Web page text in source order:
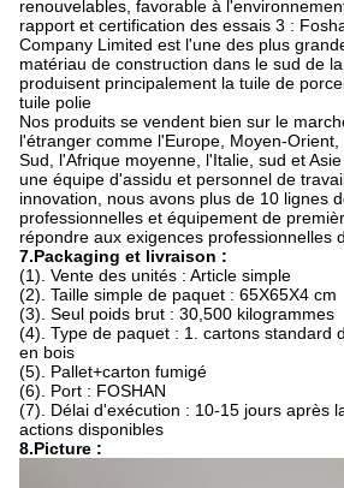
renouvelables, favorable à
rapport et certification des essais 3 :
Company Limited est l'une des plus
matériau de construction dans le sud de
produisent principalement la tuile de
tuile polie
Nos produits se vendent bien sur le
l'étranger comme l'Europe, Moyen-
Sud, l'Afrique moyenne, l'Italie, sud et
une équipe d'assidu et personnel de
innovation, nous avons plus de 10 lignes
professionnelles et équipement de
répondre aux exigences professionnelles
7.Packaging et livraison :
(1). Vente des unités : Article simple
(2). Taille simple de paquet : 65X65X4 cm
(3). Seul poids brut : 30,500 kilogrammes
(4). Type de paquet : 1. cartons standard
en bois
(5). Pallet+carton fumigé
(6). Port : FOSHAN
(7). Délai d'exécution : 10-15 jours après
actions disponibles
8.Picture :